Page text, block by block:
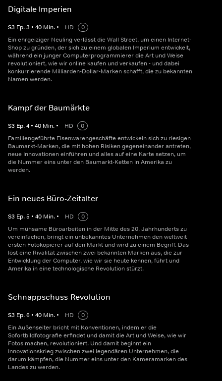
Digitale Imperien
S3 Ep.3 • 40 Min. • HD
0
Ein ehrgeiziger Neuling verlässt die Wall Street, um einen Internet-
Shop zu gründen, der sich zu einem globalen Imperium entwickelt,
während ein junger Computerprogrammierer die Art und Weise
revolutioniert, wie wir online kaufen und verkaufen - und dabei
konkurrierende Milliarden-Dollar-Marken schafft, die zu bekannten
Namen werden.
Kampf der Baumärkte
S3 Ep.4 • 40 Min. • HD
0
Familiengeführte Eisenwarengeschäfte entwickeln sich zu riesigen
Baumarkt-Marken, die mit hohen Risiken gegeneinander antreten,
neue Innovationen einführen und alles auf eine Karte setzen, um
die Nummer eins unter den Baumarkt-Ketten in Amerika zu
werden.
Ein neues Büro-Zeitalter
S3 Ep.5 • 40 Min. • HD
0
Um mühsame Büroarbeiten in der Mitte des 20. Jahrhunderts zu
vereinfachen, bringt ein unbekanntes Unternehmen den weltweit
ersten Fotokopierer auf den Markt und wird zu einem Begriff. Das
löst eine Rivalität zwischen zwei bekannten Marken aus, die zur
Entwicklung der Computer, wie wir sie heute kennen, führt und
Amerika in eine technologische Revolution stürzt.
Schnappschuss-Revolution
S3 Ep.6 • 40 Min. • HD
0
Ein Außenseiter bricht mit Konventionen, indem er die
Sofortbildfotografie erfindet und damit die Art und Weise, wie wir
Fotos machen, revolutioniert. Und damit beginnt ein
Innovationskrieg zwischen zwei legendären Unternehmen, die
darum kämpfen, die Nummer eins unter den Kameramarken des
Landes zu werden.